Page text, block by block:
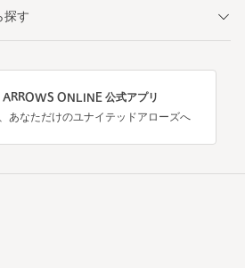
探す
ONLINE 公式アプリ
あなただけのユナイテッドアローズへ